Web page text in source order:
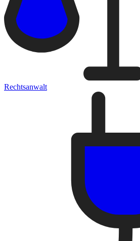
Rechtsanwalt